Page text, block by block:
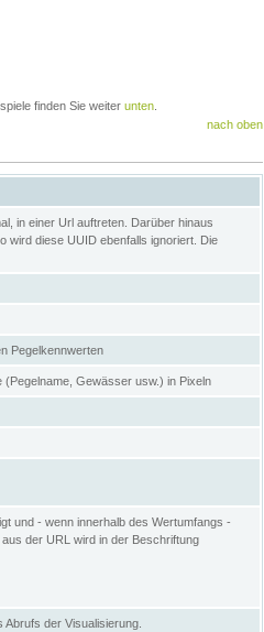
finden Sie weiter unten
nach oben
in einer Url auftreten. Darüber hinaus
wird diese UUID ebenfalls ignoriert. Die
Pegelkennwerten
Gewässer usw.) in Pixeln
und - wenn innerhalb des Wertumfangs -
der URL wird in der Beschriftung
der Visualisierung.